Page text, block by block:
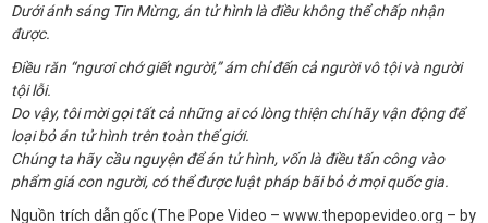
Dưới ánh sáng Tin Mừng, án tử hình là điều không thể chấp nhận
được.
Điều răn “ngươi chớ giết người,” ám chỉ đến cả người vô tội và người
tội lỗi.
Do vậy, tôi mời gọi tất cả những ai có lòng thiện chí hãy vận động để
loại bỏ án tử hình trên toàn thế giới.
Chúng ta hãy cầu nguyện để án tử hình, vốn là điều tấn công vào
phẩm giá con người, có thể được luật pháp bãi bỏ ở mọi quốc gia.
Nguồn trích dẫn gốc (The Pope Video – www.thepopevideo.org – by